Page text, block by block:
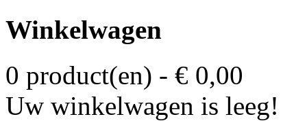
Winkelwagen
0 product(en) - € 0,00
Uw winkelwagen is leeg!